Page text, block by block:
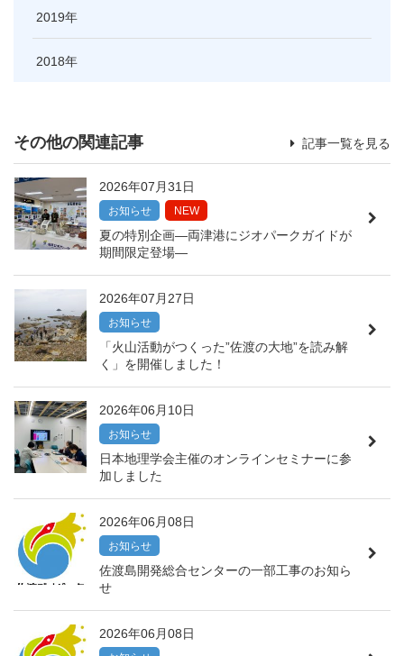
2019
2018
その他の関連記事 記事一覧を見る
2026年07月31日
お知らせ NEW
夏の特別企画―両津港にジオパークガイドが
期間限定登場―
2026年07月27日
お知らせ
「火山活動がつくった”佐渡の大地”を読み解
く」を開催しました！
2026年06月10日
お知らせ
日本地理学会主催のオンラインセミナーに参
加しました
2026年06月08日
お知らせ
佐渡島開発総合センターの一部工事のお知ら
せ
2026年06月08日